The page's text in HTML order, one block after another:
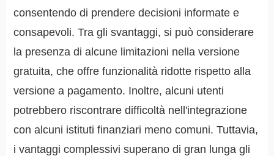
consentendo di prendere decisioni informate e
consapevoli. Tra gli svantaggi, si può considerare
la presenza di alcune limitazioni nella versione
gratuita, che offre funzionalità ridotte rispetto alla
versione a pagamento. Inoltre, alcuni utenti
potrebbero riscontrare difficoltà nell'integrazione
con alcuni istituti finanziari meno comuni. Tuttavia,
i vantaggi complessivi superano di gran lunga gli